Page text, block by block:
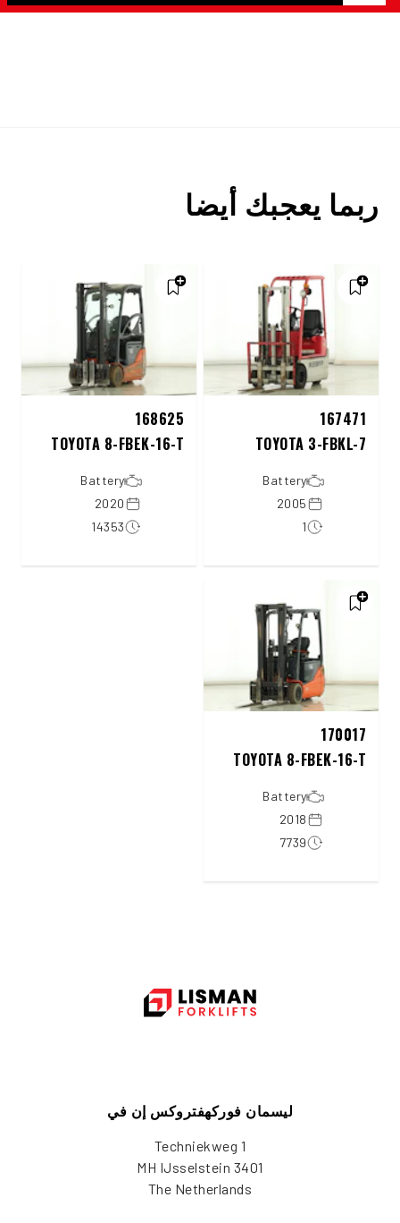
ربما يعجبك أيضا
167471
TOYOTA 3-FBKL-7
Battery
2005
1
168625
TOYOTA 8-FBEK-16-T
Battery
2020
14353
170017
TOYOTA 8-FBEK-16-T
Battery
2018
7739
ليسمان فوركهفتروكس إن في
Techniekweg 1
3401 MH IJsselstein
The Netherlands